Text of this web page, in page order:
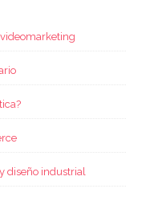
diseño industrial